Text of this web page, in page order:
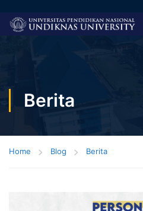
Berita
Home Blog Berita